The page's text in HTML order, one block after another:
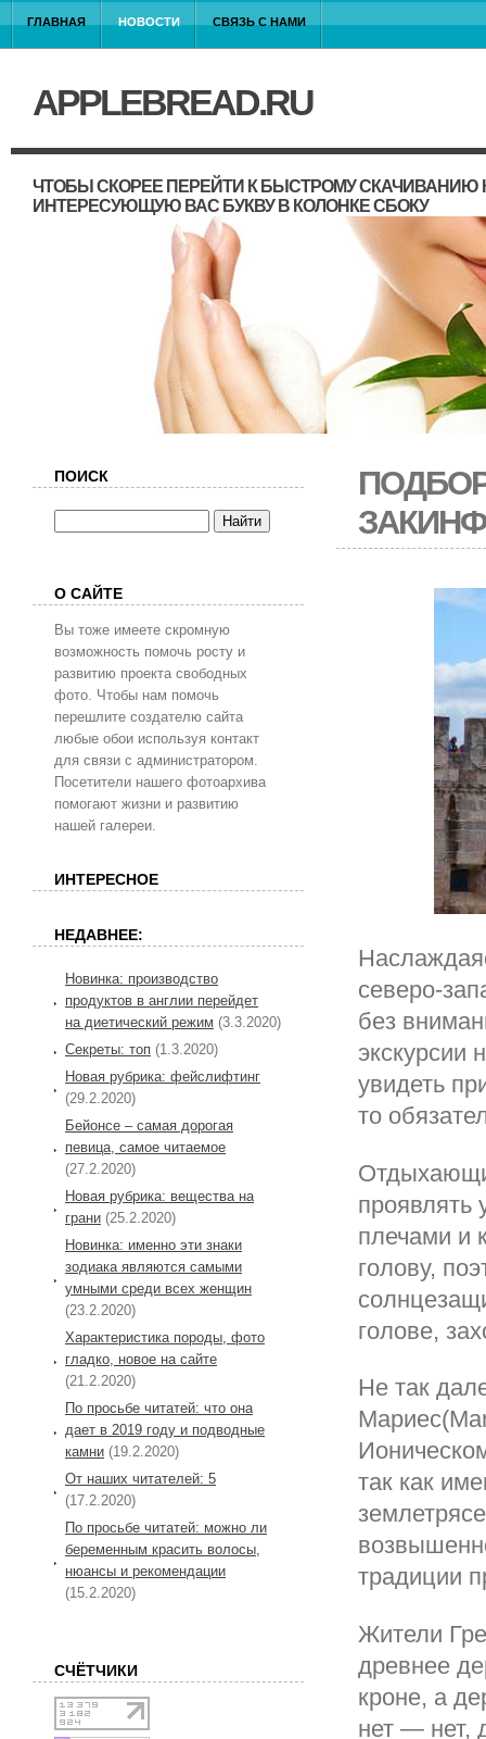
ГЛАВНАЯ НОВОСТИ СВЯЗЬ С НАМИ
APPLEBREAD.RU
ЧТОБЫ СКОРЕЕ ПЕРЕЙТИ К БЫСТРОМУ СКАЧИВАНИЮ
ИНТЕРЕСУЮЩУЮ ВАС БУКВУ В КОЛОНКЕ СБОКУ
ЗАКИНФ
северо-
без
экскурсии
увидеть
то
проявлять
плечами и
голову,
голове,
Не так
так как
традиции
Жители
древнее
кроне, а
нет — нет,
ПОИСК
О САЙТЕ
Вы тоже имеете скромную
возможность помочь росту и
развитию проекта свободных
фото. Чтобы нам помочь
перешлите создателю сайта
любые обои используя контакт
для связи с администратором.
Посетители нашего фотоархива
помогают жизни и развитию
нашей галереи.
ИНТЕРЕСНОЕ
НЕДАВНЕЕ:
Новинка: производство
продуктов в англии перейдет
на диетический режим (3.3.2020)
Секреты: топ (1.3.2020)
Новая рубрика: фейслифтинг
(29.2.2020)
Бейонсе – самая дорогая
певица, самое читаемое
(27.2.2020)
Новая рубрика: вещества на
грани (25.2.2020)
Новинка: именно эти знаки
зодиака являются самыми
умными среди всех женщин
(23.2.2020)
Характеристика породы, фото
гладко, новое на сайте
(21.2.2020)
По просьбе читатей: что она
дает в 2019 году и подводные
камни (19.2.2020)
От наших читателей: 5
(17.2.2020)
По просьбе читатей: можно ли
беременным красить волосы,
нюансы и рекомендации
(15.2.2020)
СЧЁТЧИКИ